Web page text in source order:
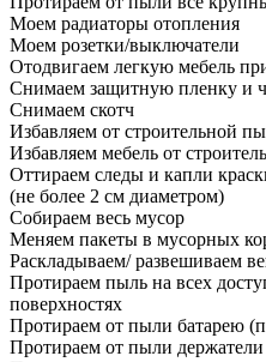
Моем радиаторы отопления
Моем розетки/выключатели
Отодвигаем легкую мебель
Снимаем защитную пленку и
Снимаем скотч
Избавляем от строительной
Избавляем мебель от
Оттираем следы и капли
(не более 2 см диаметром)
Собираем весь мусор
Меняем пакеты в мусорных
Раскладываем/ развешиваем
Протираем пыль на всех
поверхностях
Протираем от пыли батарею
Протираем от пыли